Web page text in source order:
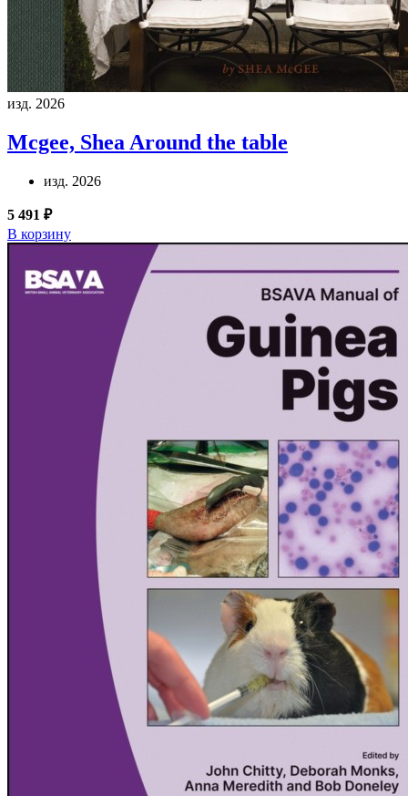
изд. 2026
Mcgee, Shea Around the table
изд. 2026
5 491 ₽
В корзину